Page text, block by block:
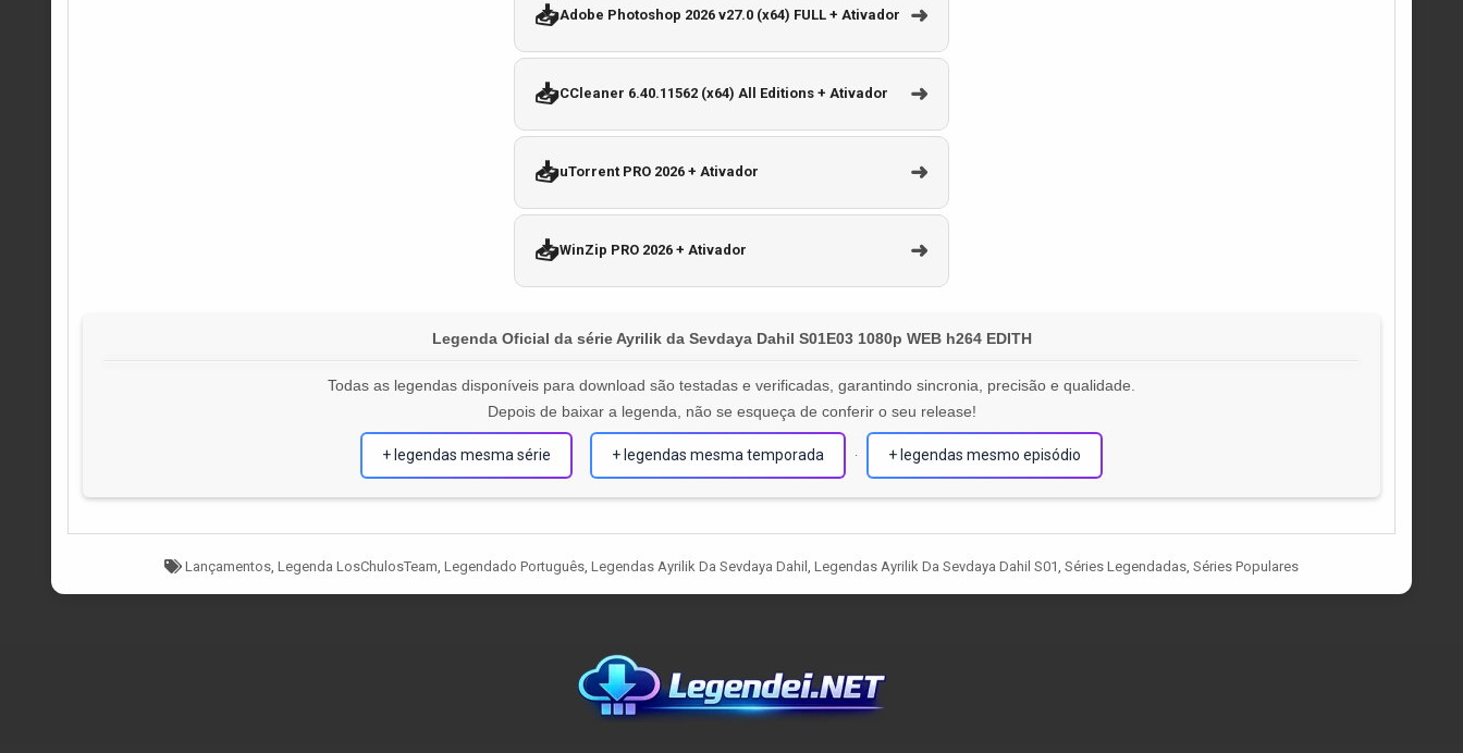
📥Adobe Photoshop 2026 v27.0 (x64) FULL + Ativador ➜
📥CCleaner 6.40.11562 (x64) All Editions + Ativador ➜
📥uTorrent PRO 2026 + Ativador ➜
📥WinZip PRO 2026 + Ativador ➜
Legenda Oficial da série Ayrilik da Sevdaya Dahil S01E03 1080p WEB h264 EDITH
Todas as legendas disponíveis para download são testadas e verificadas, garantindo sincronia, precisão e qualidade.
Depois de baixar a legenda, não se esqueça de conferir o seu release!
+ legendas mesma série + legendas mesma temporada · + legendas mesmo episódio
Tagged
Lançamentos Legenda LosChulosTeam Legendado Português Legendas Ayrilik Da Sevdaya Dahil Legendas Ayrilik Da Sevdaya Dahil S01 Séries Legendadas Séries Populares